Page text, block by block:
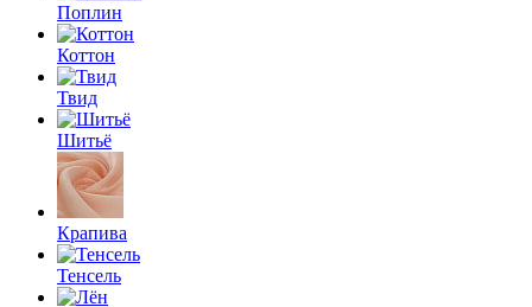
Поплин
Коттон
Твид
Шитьё
Крапива
Тенсель